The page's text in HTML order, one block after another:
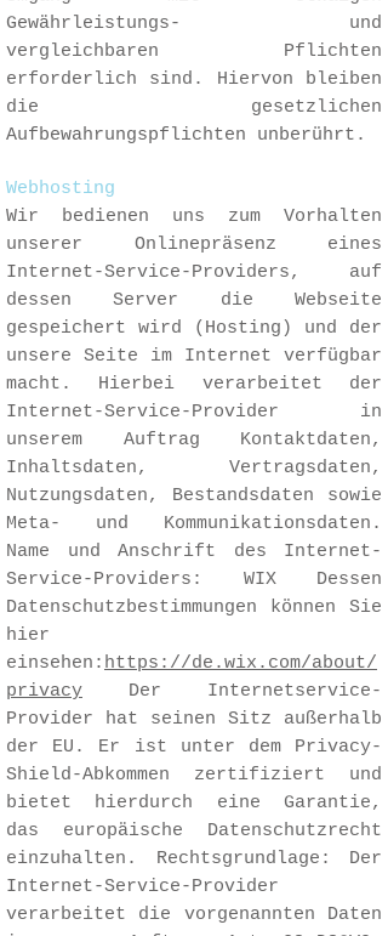
Gewährleistungs- und
vergleichbaren Pflichten
erforderlich sind. Hiervon bleiben
die gesetzlichen
Aufbewahrungspflichten unberührt.
Webhosting
Wir bedienen uns zum Vorhalten
unserer Onlinepräsenz eines
Internet-Service-Providers, auf
dessen Server die Webseite
gespeichert wird (Hosting) und der
unsere Seite im Internet verfügbar
macht. Hierbei verarbeitet der
Internet-Service-Provider in
unserem Auftrag Kontaktdaten,
Inhaltsdaten, Vertragsdaten,
Nutzungsdaten, Bestandsdaten sowie
Meta- und Kommunikationsdaten.
Name und Anschrift des Internet-
Service-Providers: WIX Dessen
Datenschutzbestimmungen können Sie
hier
einsehen: https://de.wix.com/about/
privacy Der Internetservice-
Provider hat seinen Sitz außerhalb
der EU. Er ist unter dem Privacy-
Shield-Abkommen zertifiziert und
bietet hierdurch eine Garantie,
das europäische Datenschutzrecht
einzuhalten. Rechtsgrundlage: Der
Internet-Service-Provider
verarbeitet die vorgenannten Daten